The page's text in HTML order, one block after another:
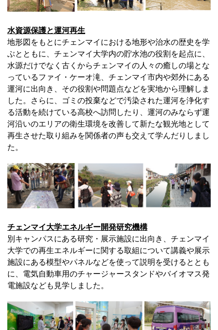
水資源保護と運河再生
地形図をもとにチェンマイにおける地形や治水の歴史を学
ぶとともに、チェンマイ大学内の貯水池の役割を起点に、
水源だけでなく古くからチェンマイの人々の癒しの場とな
っているファイ・ケーオ滝、チェンマイ市内や郊外にある
運河に出向き、その役割や問題点などを実地から理解しま
した。さらに、ゴミの投棄などで汚染された運河を浄化す
る活動を続けている高校へ訪問したり、運河のみならず運
河沿いのエリアの衛生環境を改善して新たな観光地として
再生させた取り組みを関係者の声も交えて学んだりしまし
た。
チェンマイ大学エネルギー開発研究機構
別キャンパスにある研究・展示施設に出向き、チェンマイ
大学での再生エネルギーに関する取組について講義や展示
施設にある模型やパネルなどを使って説明を受けるととも
に、電気自動車用のチャージャースタンドやバイオマス発
電施設なども見学しました。